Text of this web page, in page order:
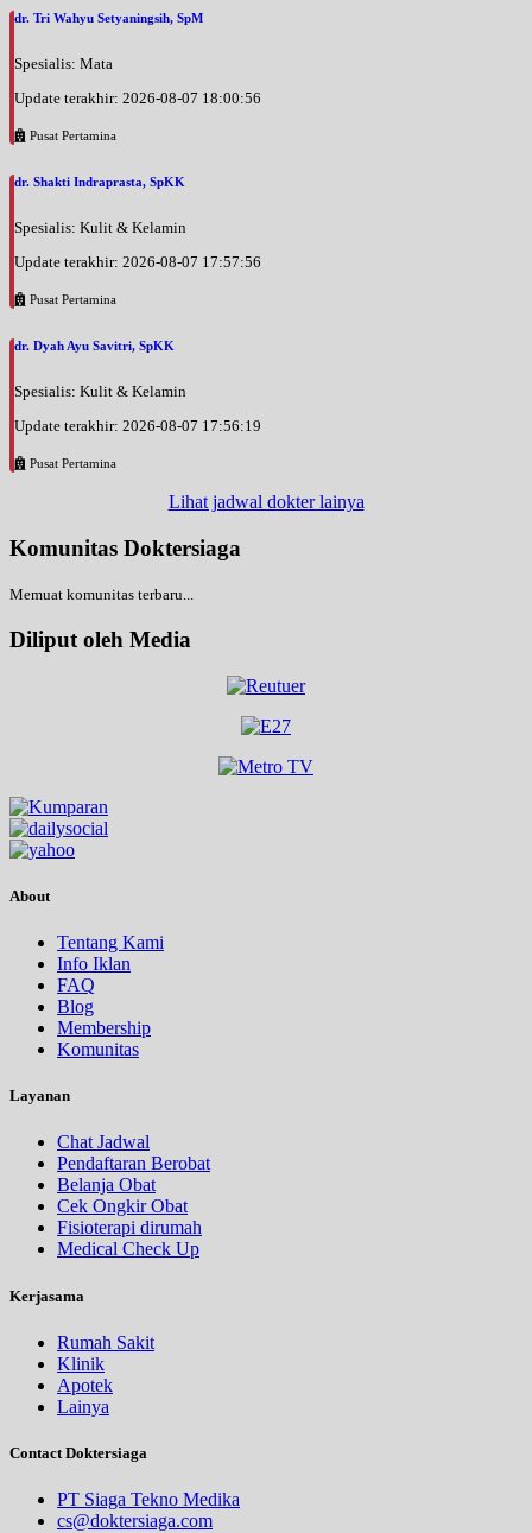
dr. Tri Wahyu Setyaningsih, SpM
Spesialis: Mata
Update terakhir: 2026-08-07 18:00:56
Pusat Pertamina
dr. Shakti Indraprasta, SpKK
Spesialis: Kulit & Kelamin
Update terakhir: 2026-08-07 17:57:56
Pusat Pertamina
dr. Dyah Ayu Savitri, SpKK
Spesialis: Kulit & Kelamin
Update terakhir: 2026-08-07 17:56:19
Pusat Pertamina
Lihat jadwal dokter lainya
Komunitas Doktersiaga
Memuat komunitas terbaru...
Diliput oleh Media
About
Tentang Kami
Info Iklan
FAQ
Blog
Membership
Komunitas
Layanan
Chat Jadwal
Pendaftaran Berobat
Belanja Obat
Cek Ongkir Obat
Fisioterapi dirumah
Medical Check Up
Kerjasama
Rumah Sakit
Klinik
Apotek
Lainya
Contact Doktersiaga
PT Siaga Tekno Medika
cs@doktersiaga.com